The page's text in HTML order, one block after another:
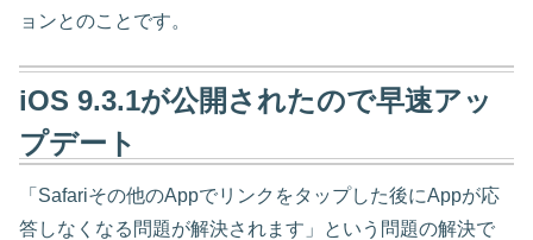
ョンとのことです。
iOS 9.3.1が公開されたので早速アッ
プデート
「Safariその他のAppでリンクをタップした後にAppが応
答しなくなる問題が解決されます」という問題の解決で